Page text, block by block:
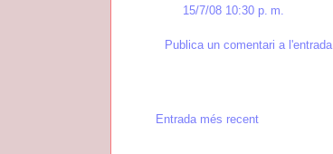
15/7/08 10:30 p. m.
Publica un comentari a l'entrada
Entrada més recent